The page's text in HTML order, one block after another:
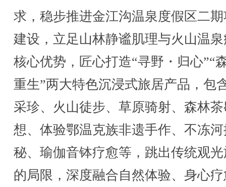
求，稳步推进金江沟温泉度假区二
建设，立足山林静谧肌理与火山温
核心优势，匠心打造“寻野・归心”“
重生”两大特色沉浸式旅居产品，包
采珍、火山徒步、草原骑射、森林
想、体验鄂温克族非遗手作、不冻
秘、瑜伽音钵疗愈等，跳出传统观
的局限，深度融合自然体验、身心